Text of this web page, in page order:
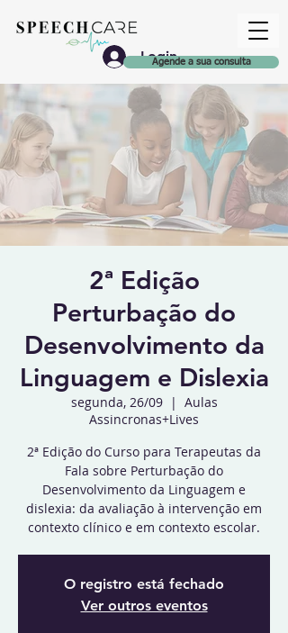
Agende a sua consulta
Login
2ª Edição
Perturbação do
Desenvolvimento da
Linguagem e Dislexia
segunda, 26/09
  |
Aulas
Assincronas+Lives
2ª Edição do Curso para Terapeutas da
Fala sobre Perturbação do
Desenvolvimento da Linguagem e
dislexia: da avaliação à intervenção em
contexto clínico e em contexto escolar.
O registro está fechado
Ver outros eventos